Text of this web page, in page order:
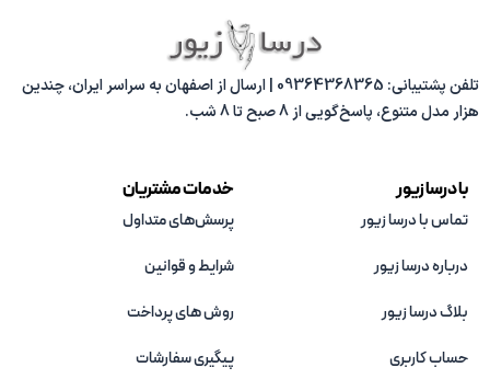
تلفن پشتیبانی: 09364368365 | ارسال از اصفهان به سراسر ایران، چندین
هزار مدل متنوع، پاسخ‌گویی از 8 صبح تا 8 شب.
با درسا زیور
تماس با درسا زیور
درباره درسا زیور
بلاگ درسا زیور
حساب کاربری
خدمات مشتریان
پرسش‌های متداول
شرایط و قوانین
روش های پرداخت
پیگیری سفارشات